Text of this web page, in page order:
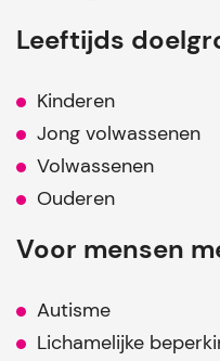
Leeftijds
Kinderen
Jong volwassenen
Volwassenen
Ouderen
Voor mensen
Autisme
Lichamelijke